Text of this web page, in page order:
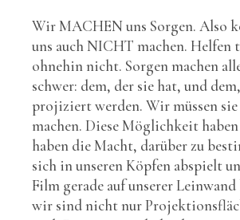
Wir MACHEN uns Sorgen. Also
uns auch NICHT machen. Helfen
ohnehin nicht. Sorgen machen
schwer: dem, der sie hat, und
projiziert werden. Wir müssen
machen. Diese Möglichkeit
haben die Macht, darüber zu
sich in unseren Köpfen abspielt
Film gerade auf unserer
wir sind nicht nur